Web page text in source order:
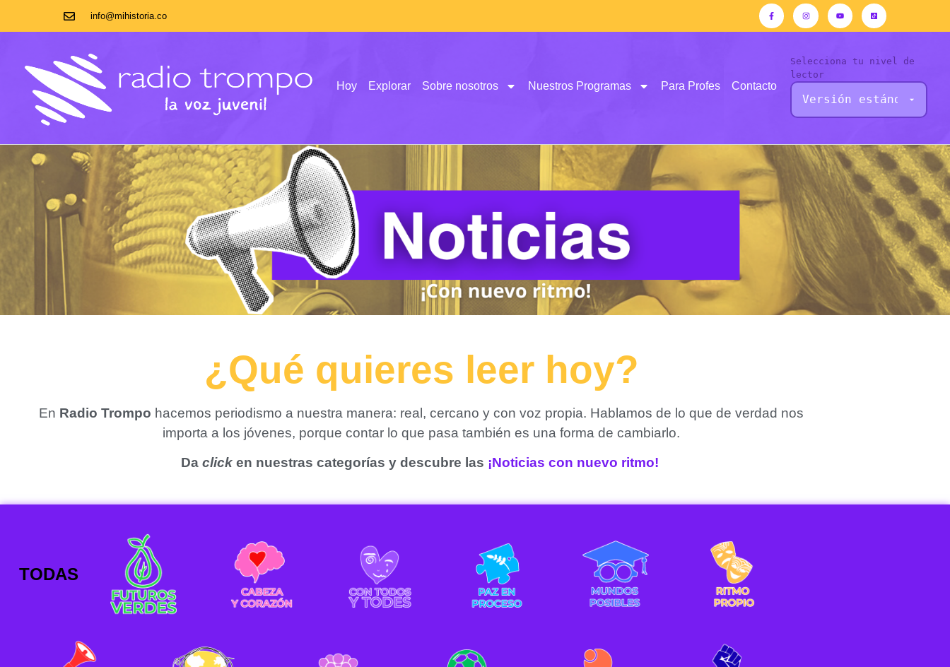
info@mihistoria.co
Hoy Explorar Sobre nosotros Nuestros Programas Para Profes Contacto
Selecciona tu nivel de
lector
¿Qué quieres leer hoy?
En Radio Trompo hacemos periodismo a nuestra manera: real, cercano y con voz propia. Hablamos de lo que de verdad nos
importa a los jóvenes, porque contar lo que pasa también es una forma de cambiarlo.
Da clicken nuestras categorías y descubre las ¡Noticias con nuevo ritmo!
TODAS